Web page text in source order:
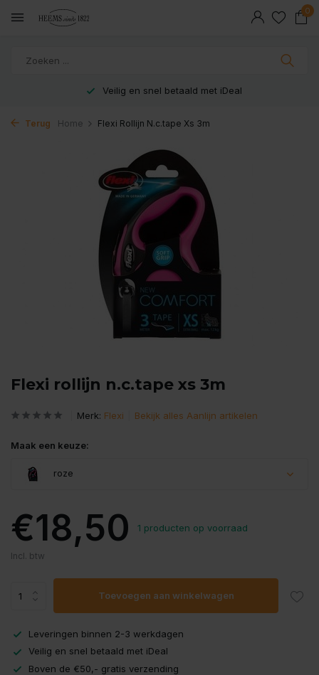
0
Veilig en snel betaald met iDeal
Terug Home Flexi Rollijn N.c.tape Xs 3m
Flexi rollijn n.c.tape xs 3m
Merk: Flexi Bekijk alles Aanlijn artikelen
Maak een keuze:
roze
€18,50 1 producten op voorraad
Incl. btw
Toevoegen aan winkelwagen
Leveringen binnen 2-3 werkdagen
Veilig en snel betaald met iDeal
Boven de €50,- gratis verzending